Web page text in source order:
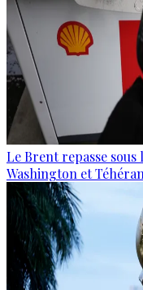
Le Brent repasse
Washington et Téhéran